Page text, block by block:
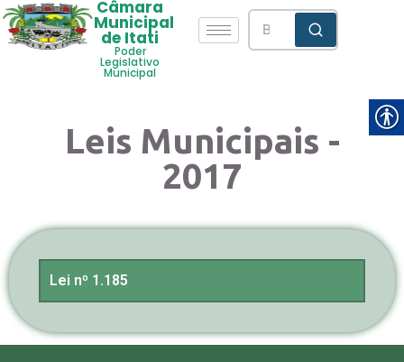
Câmara
Municipal
de Itati
Poder
Legislativo
Municipal
Leis Municipais -
2017
Lei nº 1.185